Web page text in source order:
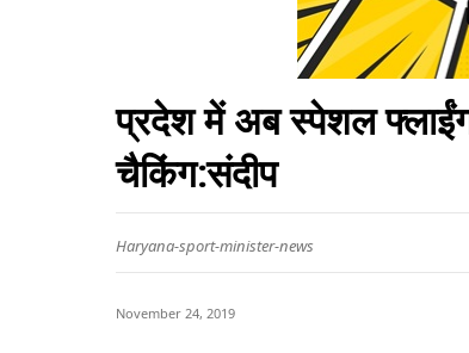
प्रदेश में अब स्पेशल फ्लाईंग
चैकिंग:संदीप
Haryana-sport-minister-news
November 24, 2019